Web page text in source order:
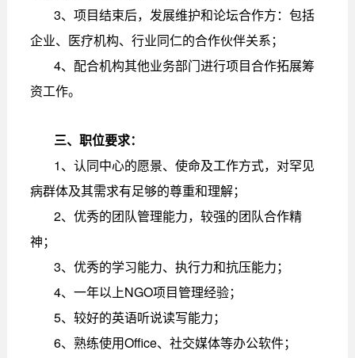
3、项目结束后，发展维护和论坛合作方：包括
企业、医疗机构、行业同仁的合作伙伴关系；
4、配合机构其他业务部门进行项目合作拓展筹
资工作。
三、职位要求：
1、认同中心的愿景、使命及工作方式，对罕见
病群体及其需求有足够的尊重和理解；
2、优秀的团队管理能力，较强的团队合作精
神；
3、优秀的学习能力、执行力和抗压能力；
4、一年以上NGO项目管理经验；
5、较好的英语听说读写能力；
6、熟练使用Office、社交媒体等办公软件；